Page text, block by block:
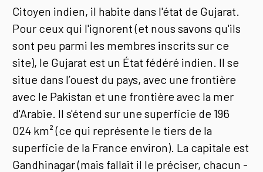
Citoyen indien, il habite dans l'état de Gujarat.
Pour ceux qui l'ignorent (et nous savons qu'ils
sont peu parmi les membres inscrits sur ce
site), le Gujarat est un État fédéré indien. Il se
situe dans l’ouest du pays, avec une frontière
avec le Pakistan et une frontière avec la mer
d'Arabie. Il s'étend sur une superficie de 196
024 km² (ce qui représente le tiers de la
superficie de la France environ). La capitale est
Gandhinagar (mais fallait il le préciser, chacun -